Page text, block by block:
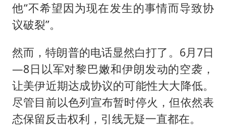
他“不希望因为现在发生的事情而导致协
议破裂”。
然而，特朗普的电话显然白打了。6月7日
—8日以军对黎巴嫩和伊朗发动的空袭，
让美伊近期达成协议的可能性大大降低。
尽管目前以色列宣布暂时停火，但依然表
态保留反击权利，引线无疑一直都在。